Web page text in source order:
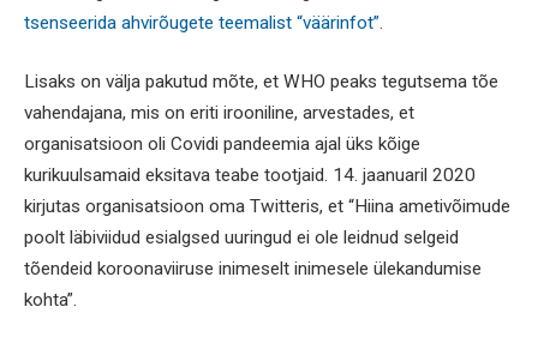
tsenseerida ahvirõugete teemalist “väärinfot”.
Lisaks on välja pakutud mõte, et WHO peaks tegutsema tõe
vahendajana, mis on eriti irooniline, arvestades, et
organisatsioon oli Covidi pandeemia ajal üks kõige
kurikuulsamaid eksitava teabe tootjaid. 14. jaanuaril 2020
kirjutas organisatsioon oma Twitteris, et “Hiina ametivõimude
poolt läbiviidud esialgsed uuringud ei ole leidnud selgeid
tõendeid koroonaviiruse inimeselt inimesele ülekandumise
kohta”.